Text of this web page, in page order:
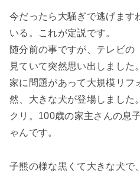
今だったら大騒ぎで逃げます
いる。これが定説です。
随分前の事ですが、テレビの
見ていて突然思い出しました。
家に問題があって大規模リフ
然、大きな犬が登場しました
クリ。100歳の家主さんの息
ゃんです。
子熊の様な黒くて大きな犬で